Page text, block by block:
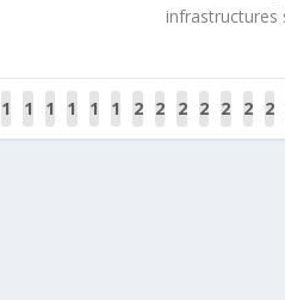
infrastructures
1
4
1
5
1
6
1
7
1
8
1
9
2
0
2
1
2
2
2
3
2
4
2
5
2
6